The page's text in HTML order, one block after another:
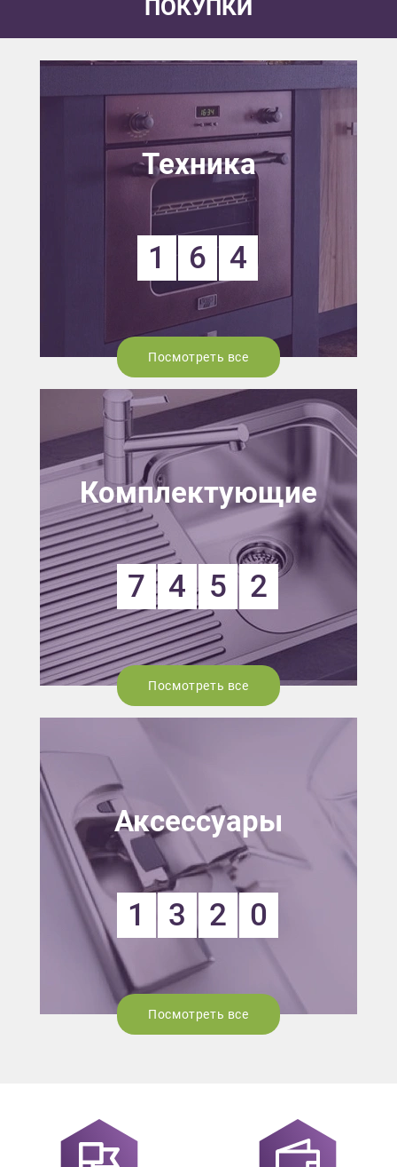
ПОКУПКИ
Техника
1 6 4
Посмотреть все
Комплектующие
7 4 5 2
Посмотреть все
Аксессуары
1 3 2 0
Посмотреть все